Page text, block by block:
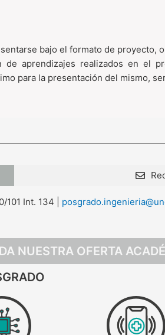
bajo el formato de proyecto,
de aprendizajes realizados en el
para la presentación del mismo,
101 Int. 134 |
NUESTRA OFERTA